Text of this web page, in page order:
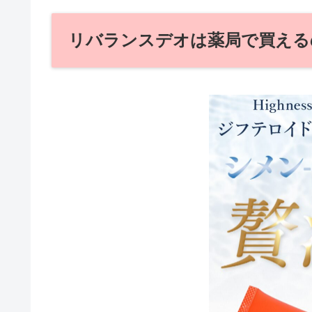
リバランスデオは薬局で買え